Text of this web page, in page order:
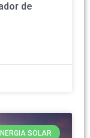
de
SOLAR